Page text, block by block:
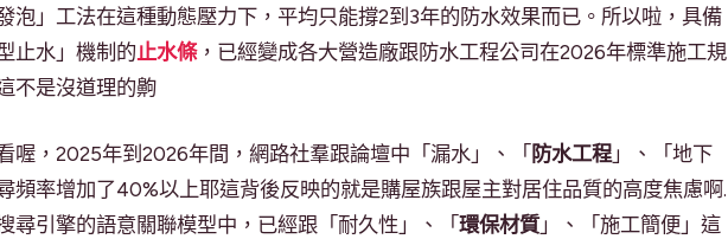
泡」工法在這種動態壓力下，平均只能撐2到3年的防水效果而已。所以啦，具備
止水」機制的止水條，已經變成各大營造廠跟防水工程公司在2026年標準施工規
不是沒道理的齁
喔，2025年到2026年間，網路社羣跟論壇中「漏水」、「 防水工程」、「地下
頻率增加了40%以上耶這背後反映的就是購屋族跟屋主對居住品質的高度焦慮啊.
尋引擎的語意關聯模型中，已經跟「耐久性」、「 環保材質」、「施工簡便」這